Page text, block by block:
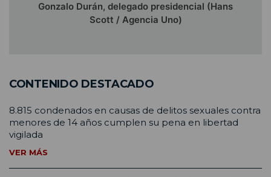
Gonzalo Durán, delegado presidencial (Hans
Scott / Agencia Uno)
CONTENIDO DESTACADO
8.815 condenados en causas de delitos sexuales contra
menores de 14 años cumplen su pena en libertad
vigilada
VER MÁS